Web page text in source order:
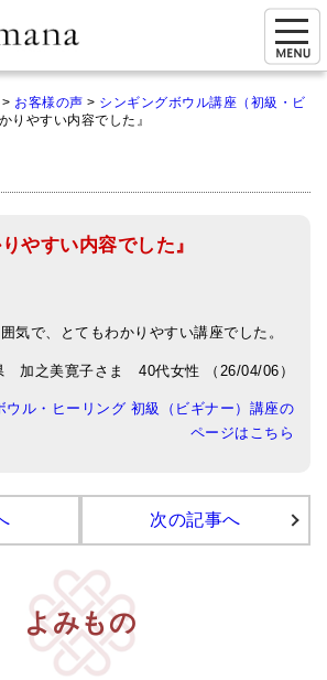
ボウル
グボウル
> お客様の声 > シンギングボウル講座（初級・ビ
りやすい内容でした』
やすい内容でした』
気で、とてもわかりやすい講座でした。
加之美寛子さま 40代女性 （26/04/06）
ウル・ヒーリング 初級（ビギナー）講座の
ページはこちら
次の記事へ
よみもの